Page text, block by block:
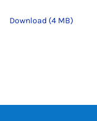
Download (4 MB)